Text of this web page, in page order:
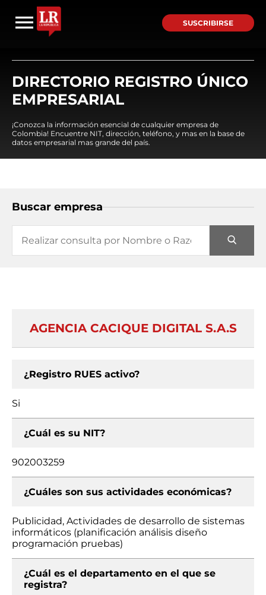
SUSCRIBIRSE
DIRECTORIO REGISTRO ÚNICO
EMPRESARIAL
¡Conozca la información esencial de cualquier empresa de
Colombia! Encuentre NIT, dirección, teléfono, y mas en la base de
datos empresarial mas grande del país.
Buscar empresa
AGENCIA CACIQUE DIGITAL S.A.S
¿Registro RUES activo?
Si
¿Cuál es su NIT?
902003259
¿Cuáles son sus actividades económicas?
Publicidad, Actividades de desarrollo de sistemas
informáticos (planificación análisis diseño
programación pruebas)
¿Cuál es el departamento en el que se
registra?